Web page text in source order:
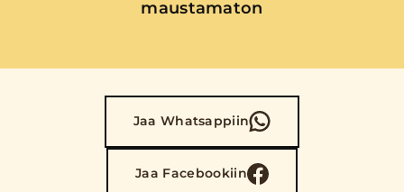
maustamaton
Jaa Whatsappiin
Jaa Facebookiin